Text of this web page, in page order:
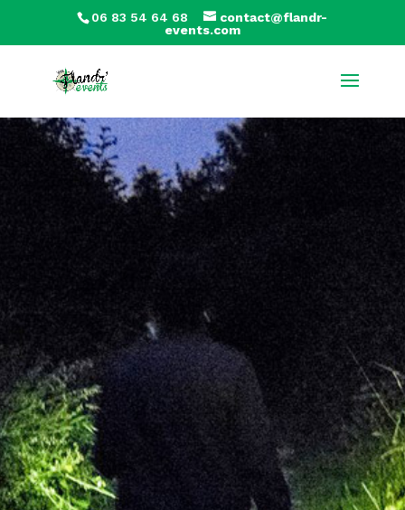
06 83 54 64 68
contact@flandr-
events.com